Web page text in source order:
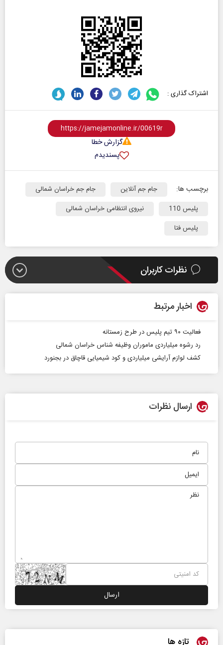
اشتراک گذاری :
گزارش خطا
پسندیدم
برچسب ها: جام جم آنلاین
جام جم خراسان شمالی
پلیس 110
نیروی انتظامی خراسان شمالی
پلیس فتا
نظرات کاربران
اخبار مرتبط
فعالیت ۹۰ تیم پلیس در طرح زمستانه
رد رشوه میلیاردی ماموران وظیفه شناس خراسان شمالی
کشف لوازم آرایشی میلیاردی و کود شیمیایی قاچاق در بجنورد
ارسال نظرات